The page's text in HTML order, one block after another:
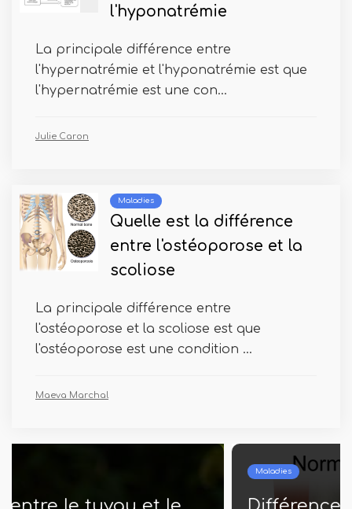
l'hyponatrémie
La principale différence entre
l'hypernatrémie et l'hyponatrémie est que
l'hypernatrémie est une con...
Julie Caron
Maladies
Quelle est la différence
entre l'ostéoporose et la
scoliose
La principale différence entre
l'ostéoporose et la scoliose est que
l'ostéoporose est une condition ...
Maeva Marchal